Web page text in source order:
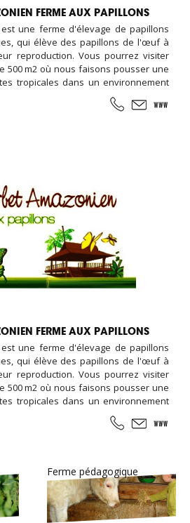
FERME AUX PAPILLONS
est une ferme d'élevage de papillons
qui élève des papillons de l'œuf à
reproduction. Vous pourrez visiter
500 m2 où nous faisons pousser une
tropicales dans un environnement
reconstitution de forêt tropicale, vous
ces contrées lointaines...
FERME AUX PAPILLONS
est une ferme d'élevage de papillons
qui élève des papillons de l'œuf à
reproduction. Vous pourrez visiter
500 m2 où nous faisons pousser une
tropicales dans un environnement
reconstitution de forêt tropicale, vous
ces contrées lointaines...
Ferme pédagogique